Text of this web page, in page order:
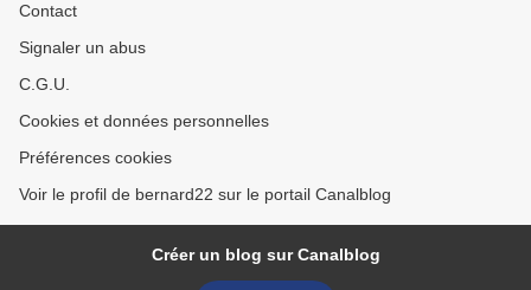
Contact
Signaler un abus
C.G.U.
Cookies et données personnelles
Préférences cookies
Voir le profil de bernard22 sur le portail Canalblog
Créer un blog sur Canalblog